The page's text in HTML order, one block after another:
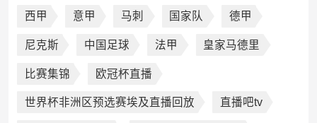
西甲 意甲 马刺 国家队 德甲
尼克斯 中国足球 法甲 皇家马德里
比赛集锦 欧冠杯直播
世界杯非洲区预选赛埃及直播回放 直播吧tv